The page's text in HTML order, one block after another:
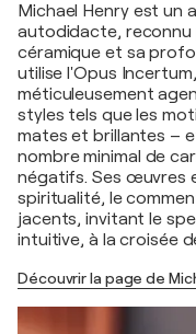
Michael Henry est un
autodidacte, reconnu
céramique et sa
utilise l'Opus
méticuleusement
styles tels que les
mates et brillantes –
nombre minimal de
négatifs. Ses œuvres
spiritualité, le
jacents, invitant le
intuitive, à la croisée
Découvrir la page de